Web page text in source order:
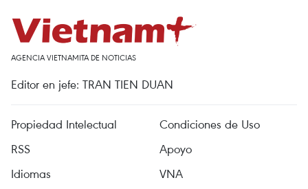
AGENCIA VIETNAMITA DE NOTICIAS
Editor en jefe: TRAN TIEN DUAN
Propiedad Intelectual
Condiciones de Uso
RSS
Apoyo
Idiomas
VNA